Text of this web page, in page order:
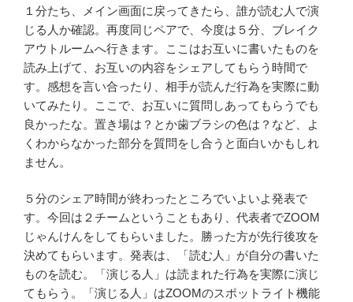
１分たち、メイン画面に戻ってきたら、誰が読む人で演
じる人か確認。再度同じペアで、今度は５分、ブレイク
アウトルームへ行きます。ここはお互いに書いたものを
読み上げて、お互いの内容をシェアしてもらう時間で
す。感想を言い合ったり、相手が読んだ行為を実際に動
いてみたり。ここで、お互いに質問しあってもらうでも
良かったな。置き場は？とか歯ブラシの色は？など、よ
くわからなかった部分を質問をし合うと面白いかもしれ
ません。
５分のシェア時間が終わったところでいよいよ発表で
す。今回は２チームということもあり、代表者でZOOM
じゃんけんをしてもらいました。勝った方が先行後攻を
決めてもらいます。発表は、「読む人」が自分の書いた
ものを読む。「演じる人」は読まれた行為を実際に演じ
てもらう。「演じる人」はZOOMのスポットライト機能